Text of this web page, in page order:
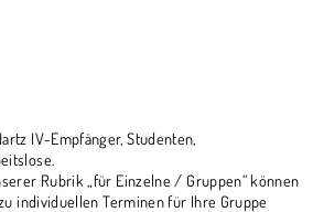
IV-Empfänger, Studenten,
Rubrik „für Einzelne / Gruppen“ können
individuellen Terminen für Ihre Gruppe